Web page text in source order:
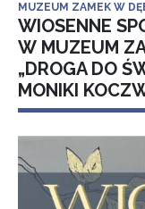
MUZEUM ZAMEK W
WIOSENNE
W MUZEUM
„DROGA DO
MONIKI